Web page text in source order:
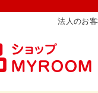
法人のお